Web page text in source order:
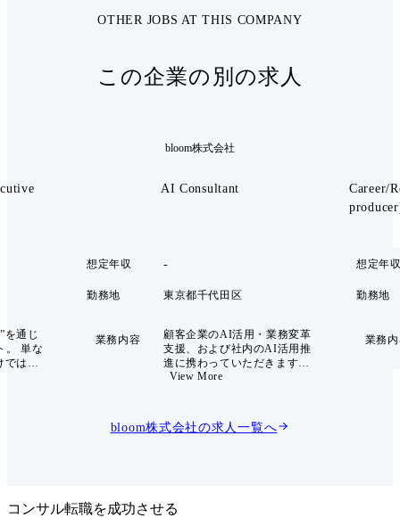
OTHER JOBS AT THIS COMPANY
この企業の別の求人
を通じ
。 単な
ではな
グ ・
bloom株式会社
AI Consultant
想定年収 -
勤務地 東京都千代田区
業務内容
顧客企業のAI活用・業務変革
支援、および社内のAI活用推
進に携わっていただきます。
コンサルタントとしてフロン
性上、以下の点をご理解くだ
さい ・顧客企業のAI活用・
決がミッションとなります ●
View More
Career/
想定年
勤務地
業務
bloom株式会社の求人一覧へ
コンサル転職を成功させる